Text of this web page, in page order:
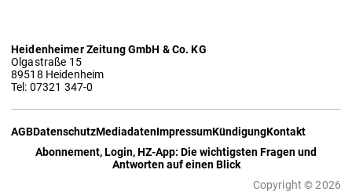
Heidenheimer Zeitung GmbH & Co. KG
Olgastraße 15
89518 Heidenheim
Tel: 07321 347-0
AGBDatenschutzMediadatenImpressumKündigungKontakt
Abonnement, Login, HZ-App: Die wichtigsten Fragen und
Antworten auf einen Blick
Copyright © 2026